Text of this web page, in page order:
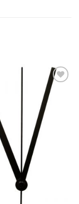
die
Wunschliste